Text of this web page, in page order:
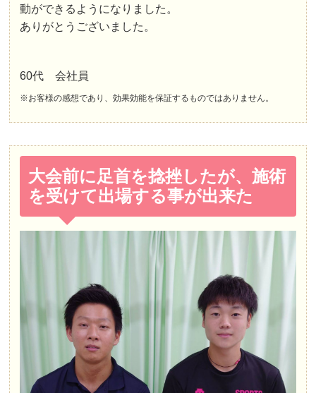
動ができるようになりました。
ありがとうございました。
60代 会社員
※お客様の感想であり、効果効能を保証するものではありません。
大会前に足首を捻挫したが、施術
を受けて出場する事が出来た